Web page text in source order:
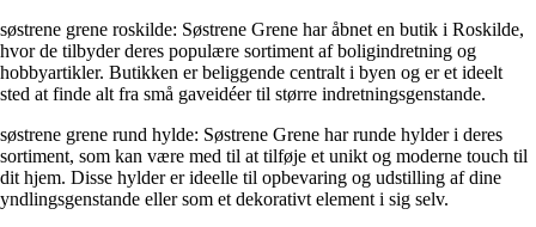
søstrene grene roskilde: Søstrene Grene har åbnet en butik i Roskilde,
hvor de tilbyder deres populære sortiment af boligindretning og
hobbyartikler. Butikken er beliggende centralt i byen og er et ideelt
sted at finde alt fra små gaveidéer til større indretningsgenstande.
søstrene grene rund hylde: Søstrene Grene har runde hylder i deres
sortiment, som kan være med til at tilføje et unikt og moderne touch til
dit hjem. Disse hylder er ideelle til opbevaring og udstilling af dine
yndlingsgenstande eller som et dekorativt element i sig selv.